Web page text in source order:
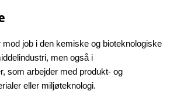
mod job i den kemiske og bioteknologiske
men også i
som arbejder med produkt- og
eller miljøteknologi.